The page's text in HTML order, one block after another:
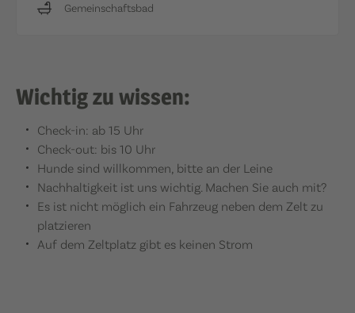
Gemeinschaftsbad
Wichtig zu wissen:
Check-in: ab 15 Uhr
Check-out: bis 10 Uhr
Hunde sind willkommen, bitte an der Leine
Nachhaltigkeit ist uns wichtig. Machen Sie auch mit?
Es ist nicht möglich ein Fahrzeug neben dem Zelt zu
platzieren
Auf dem Zeltplatz gibt es keinen Strom